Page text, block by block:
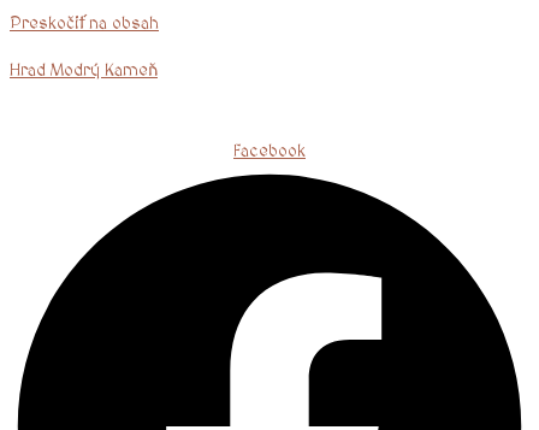
Preskočiť na obsah
Hrad Modrý Kameň
Facebook